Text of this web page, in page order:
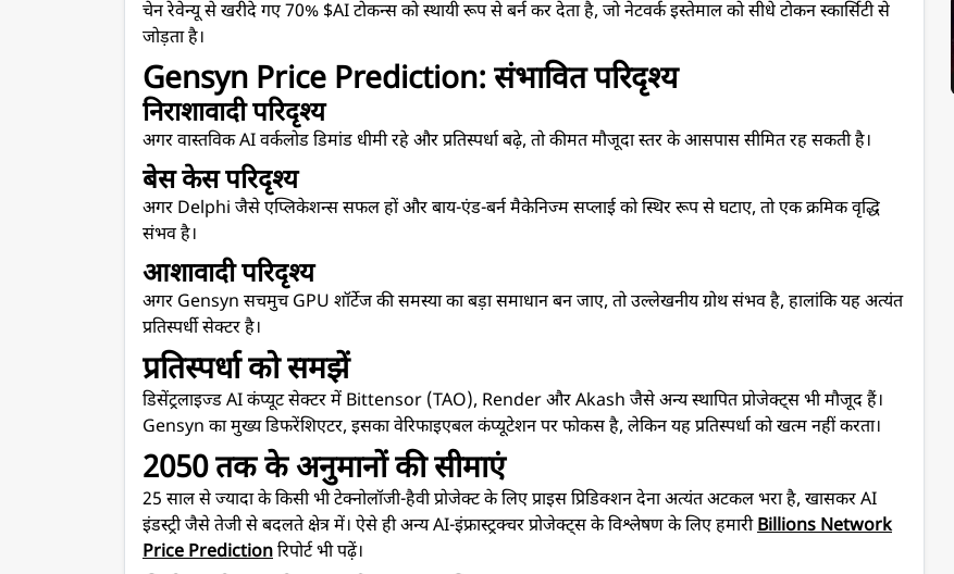
चेन रेवेन्यू से खरीदे गए 70% $AI टोकन्स को स्थायी रूप से बर्न कर देता है, जो नेटवर्क इस्तेमाल को सीधे टोकन स्कार्सिटी से
जोड़ता है।
Gensyn Price Prediction: संभावित परिदृश्य
निराशावादी परिदृश्य
अगर वास्तविक AI वर्कलोड डिमांड धीमी रहे और प्रतिस्पर्धा बढ़े, तो कीमत मौजूदा स्तर के आसपास सीमित रह सकती है।
बेस केस परिदृश्य
अगर Delphi जैसे एप्लिकेशन्स सफल हों और बाय-एंड-बर्न मैकेनिज्म सप्लाई को स्थिर रूप से घटाए, तो एक क्रमिक वृद्धि
संभव है।
आशावादी परिदृश्य
अगर Gensyn सचमुच GPU शॉर्टेज की समस्या का बड़ा समाधान बन जाए, तो उल्लेखनीय ग्रोथ संभव है, हालांकि यह अत्यंत
प्रतिस्पर्धी सेक्टर है।
प्रतिस्पर्धा को समझें
डिसेंट्रलाइज्ड AI कंप्यूट सेक्टर में Bittensor (TAO), Render और Akash जैसे अन्य स्थापित प्रोजेक्ट्स भी मौजूद हैं।
Gensyn का मुख्य डिफरेंशिएटर, इसका वेरिफाइएबल कंप्यूटेशन पर फोकस है, लेकिन यह प्रतिस्पर्धा को खत्म नहीं करता।
2050 तक के अनुमानों की सीमाएं
25 साल से ज्यादा के किसी भी टेक्नोलॉजी-हैवी प्रोजेक्ट के लिए प्राइस प्रिडिक्शन देना अत्यंत अटकल भरा है, खासकर AI
इंडस्ट्री जैसे तेजी से बदलते क्षेत्र में। ऐसे ही अन्य AI-इंफ्रास्ट्रक्चर प्रोजेक्ट्स के विश्लेषण के लिए हमारीBillions Network
Price Predictionरिपोर्ट भी पढ़ें।